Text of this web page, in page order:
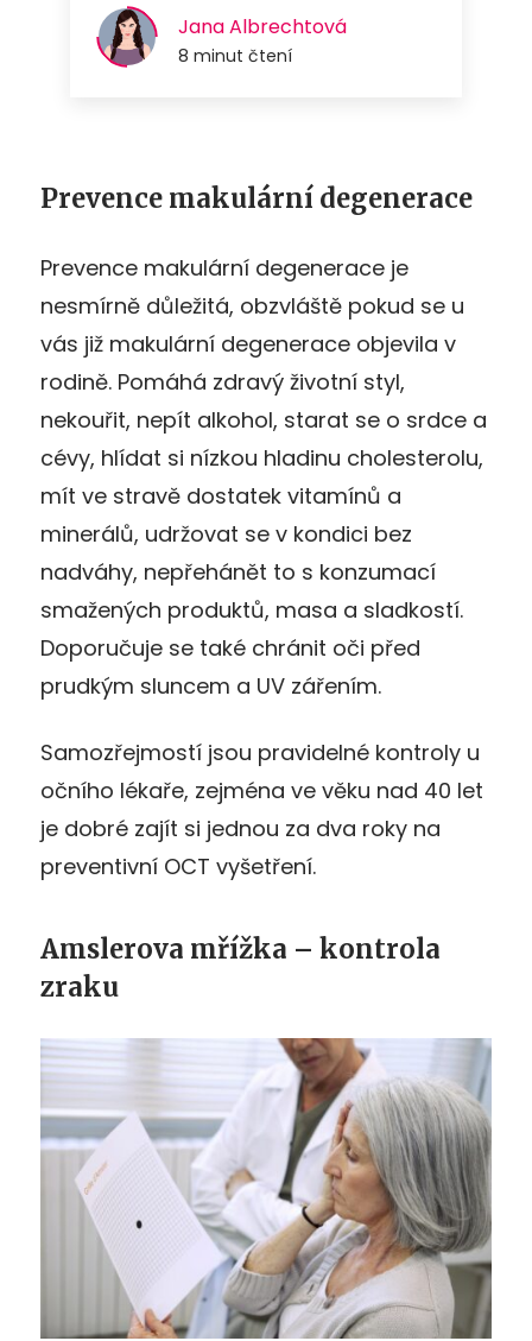
Prevence makulární degenerace
Prevence makulární degenerace je
nesmírně důležitá, obzvláště pokud se u
vás již makulární degenerace objevila v
rodině. Pomáhá zdravý životní styl,
nekouřit, nepít alkohol, starat se o srdce a
cévy, hlídat si nízkou hladinu cholesterolu,
mít ve stravě dostatek vitamínů a
minerálů, udržovat se v kondici bez
nadváhy, nepřehánět to s konzumací
smažených produktů, masa a sladkostí.
Doporučuje se také chránit oči před
prudkým sluncem a UV zářením.
Samozřejmostí jsou pravidelné kontroly u
očního lékaře, zejména ve věku nad 40 let
je dobré zajít si jednou za dva roky na
preventivní OCT vyšetření.
Amslerova mřížka – kontrola
zraku